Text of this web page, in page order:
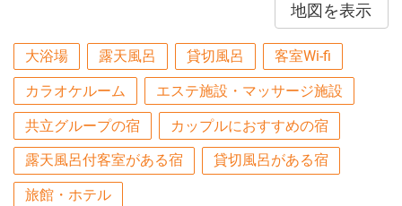
地図を表示
大浴場 露天風呂 貸切風呂 客室Wi-fi
カラオケルーム エステ施設・マッサージ施設
共立グループの宿 カップルにおすすめの宿
露天風呂付客室がある宿 貸切風呂がある宿
旅館・ホテル